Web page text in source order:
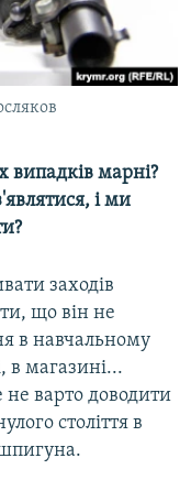
випадків марні?
і ми
заходів
що він не
в навчальному
в магазині...
не варто доводити
століття в